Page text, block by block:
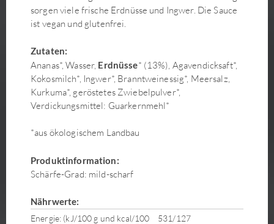
sorgen viele frische Erdnüsse und Ingwer. Die Sauce
ist vegan und glutenfrei.
Zutaten:
Ananas*, Wasser, Erdnüsse* (13%), Agavendicksaft*,
Kokosmilch*, Ingwer*, Branntweinessig*, Meersalz,
Kurkuma*, geröstetes Zwiebelpulver*,
Verdickungsmittel: Guarkernmehl*
*aus ökologischem Landbau
Produktinformation:
Schärfe-Grad: mild-scharf
Nährwerte:
Energie: (kJ/100 g und kcal/100
531/127